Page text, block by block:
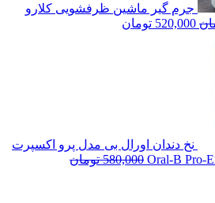
جرم گیر ماشین ظرفشویی کلارو
520,000 تومان
نخ دندان اورال بی مدل پرو اکسپرت
580,000 تومان